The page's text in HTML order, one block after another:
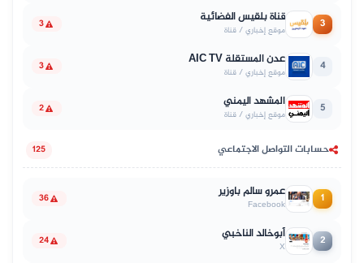
3 قناة بلقيس الفضائية
موقع إخباري / قناة 3
4 عدن المستقلة AIC TV
موقع إخباري / قناة 3
5 المشهد اليمني
موقع إخباري / قناة 2
حسابات التواصل الاجتماعي 125
1 عمرو سالم باوزير
Facebook
36
2 أبوخالد الناخبي
X
24